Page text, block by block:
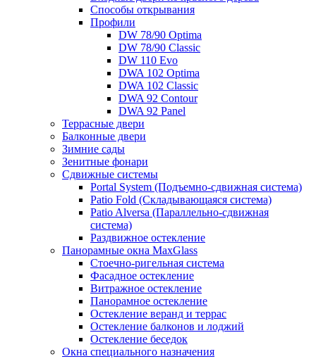
Способы открывания
Профили
DW 78/90 Optima
DW 78/90 Classic
DW 110 Evo
DWA 102 Optima
DWA 102 Classic
DWA 92 Contour
DWA 92 Panel
Террасные двери
Балконные двери
Зимние сады
Зенитные фонари
Сдвижные системы
Portal System (Подъемно-сдвижная система)
Patio Fold (Складывающаяся система)
Patio Alversa (Параллельно-сдвижная
система)
Раздвижное остекление
Панорамные окна MaxGlass
Стоечно-ригельная система
Фасадное остекление
Витражное остекление
Панорамное остекление
Остекление веранд и террас
Остекление балконов и лоджий
Остекление беседок
Окна специального назначения